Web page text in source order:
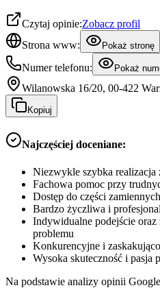
Czytaj opinie:Zobacz profil
Strona www:
Pokaż stronę
Numer telefonu: Pokaż
Wilanowska 16/20, 00-422
Kopiuj
Najczęściej doceniane:
Niezwykle szybka realizacja
Fachowa pomoc przy
Dostęp do części
Bardzo życzliwa i
Indywidualne podejście
problemu
Konkurencyjne i
Wysoka skuteczność i pasja
Na podstawie analizy opinii